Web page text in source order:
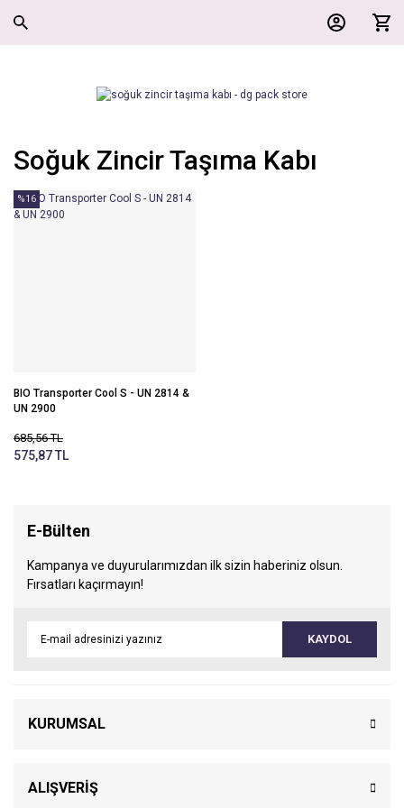
Soğuk Zincir Taşıma Kabı
%16
BIO Transporter Cool S - UN 2814 &
UN 2900
685,56 TL
575,87 TL
E-Bülten
Kampanya ve duyurularımızdan ilk sizin haberiniz olsun.
Fırsatları kaçırmayın!
KAYDOL
KURUMSAL
ALIŞVERİŞ